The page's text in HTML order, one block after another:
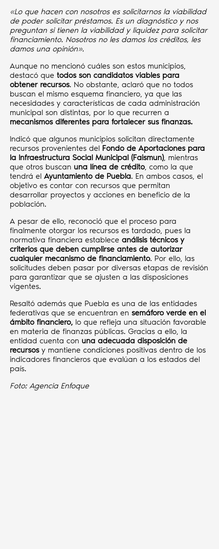
«Lo que hacen con nosotros es solicitarnos la viabilidad
de poder solicitar préstamos. Es un diagnóstico y nos
preguntan si tienen la viabilidad y liquidez para solicitar
financiamiento. Nosotros no les damos los créditos, les
damos una opinión».
Aunque no mencionó cuáles son estos municipios,
destacó que todos son candidatos viables para
obtener recursos. No obstante, aclaró que no todos
buscan el mismo esquema financiero, ya que las
necesidades y características de cada administración
municipal son distintas, por lo que recurren a
mecanismos diferentes para fortalecer sus finanzas.
Indicó que algunos municipios solicitan directamente
recursos provenientes del Fondo de Aportaciones para
la Infraestructura Social Municipal (Faismun), mientras
que otros buscan una línea de crédito, como la que
tendrá el Ayuntamiento de Puebla. En ambos casos, el
objetivo es contar con recursos que permitan
desarrollar proyectos y acciones en beneficio de la
población.
A pesar de ello, reconoció que el proceso para
finalmente otorgar los recursos es tardado, pues la
normativa financiera establece análisis técnicos y
criterios que deben cumplirse antes de autorizar
cualquier mecanismo de financiamiento. Por ello, las
solicitudes deben pasar por diversas etapas de revisión
para garantizar que se ajusten a las disposiciones
vigentes.
Resaltó además que Puebla es una de las entidades
federativas que se encuentran en semáforo verde en el
ámbito financiero, lo que refleja una situación favorable
en materia de finanzas públicas. Gracias a ello, la
entidad cuenta con una adecuada disposición de
recursos y mantiene condiciones positivas dentro de los
indicadores financieros que evalúan a los estados del
país.
Foto: Agencia Enfoque